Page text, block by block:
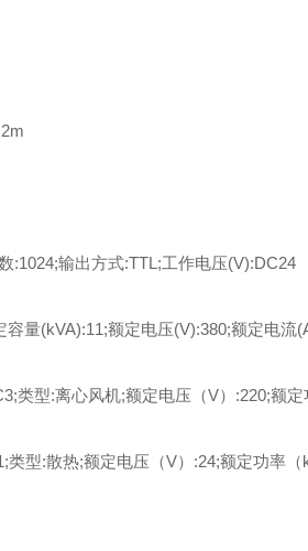
:1024;输出方式:TTL;工作电压
容量(kVA):11;额定电压(V):380;额定
类型:离心风机;额定电压（V）:220;额
类型:散热;额定电压（V）:24;额定功率